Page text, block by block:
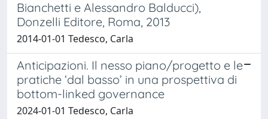
Bianchetti e Alessandro Balducci),
Donzelli Editore, Roma, 2013
2014-01-01 Tedesco, Carla
Anticipazioni. Il nesso piano/progetto e le
pratiche ‘dal basso’ in una prospettiva di
bottom-linked governance
2024-01-01 Tedesco, Carla